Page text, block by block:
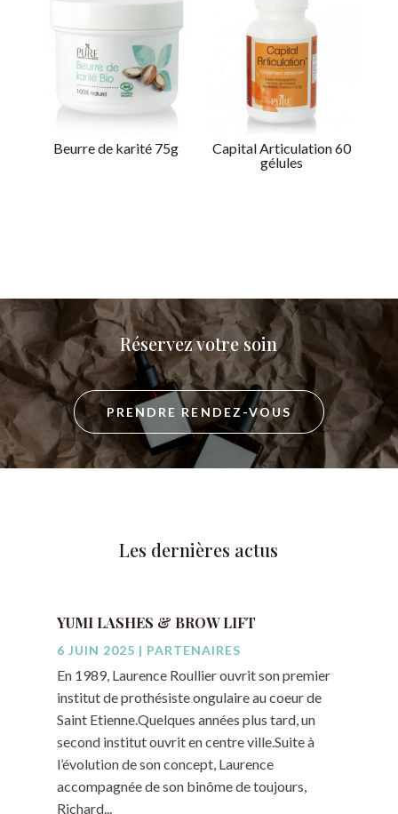
Beurre de karité 75g
Capital Articulation 60
gélules
Réservez votre soin
PRENDRE RENDEZ-VOUS
Les dernières actus
YUMI LASHES & BROW LIFT
6 JUIN 2025 | PARTENAIRES
En 1989, Laurence Roullier ouvrit son premier
institut de prothésiste ongulaire au coeur de
Saint Etienne.Quelques années plus tard, un
second institut ouvrit en centre ville.Suite à
l’évolution de son concept, Laurence
accompagnée de son binôme de toujours,
Richard...